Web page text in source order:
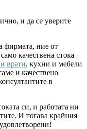
и да се уверите
фирмата, ние от
качествена стока –
врати, кухни и мебели
и качествено
в
си, и работата ни
И тогава крайния